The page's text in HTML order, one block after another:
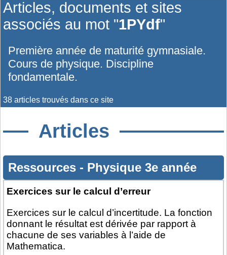
Articles, documents et sites
associés au mot "1PYdf"
Première année de maturité gymnasiale.
Cours de physique. Discipline
fondamentale.
38 articles trouvés dans ce site
Articles
Ressources - Physique 3e année
Exercices sur le calcul d’erreur
Exercices sur le calcul d’incertitude. La fonction
donnant le résultat est dérivée par rapport à
chacune de ses variables à l’aide de
Mathematica.